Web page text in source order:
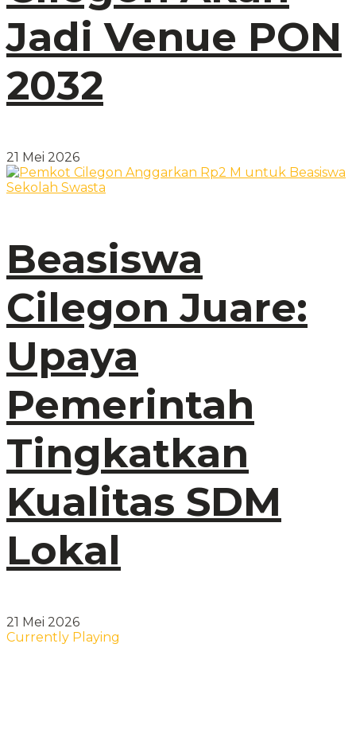
Jadi Venue PON
2032
21 Mei 2026
Beasiswa
Cilegon Juare:
Upaya
Pemerintah
Tingkatkan
Kualitas SDM
Lokal
21 Mei 2026
Currently Playing